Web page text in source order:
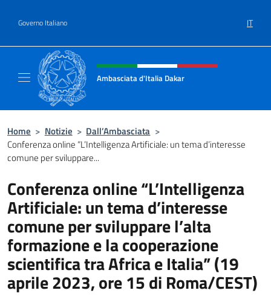
Governo Italiano IT
Intestazione sito, social e menù
Ambasciata d'Italia Dakar
Home > Notizie > Dall’Ambasciata >
Conferenza online “L’Intelligenza Artificiale: un tema d’interesse
comune per sviluppare...
Conferenza online “L’Intelligenza
Artificiale: un tema d’interesse
comune per sviluppare l’alta
formazione e la cooperazione
scientifica tra Africa e Italia” (19
aprile 2023, ore 15 di Roma/CEST)